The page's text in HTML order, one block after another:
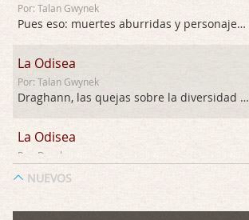
Por: Talan Gwynek
Pues eso: muertes aburridas y personajes p …
La Odisea
Por: Talan Gwynek
Draghann, las quejas sobre la diversidad s …
La Odisea
Por: Draghann
No sé si entrar en polémicas con respect …
Trance
NUEVOS